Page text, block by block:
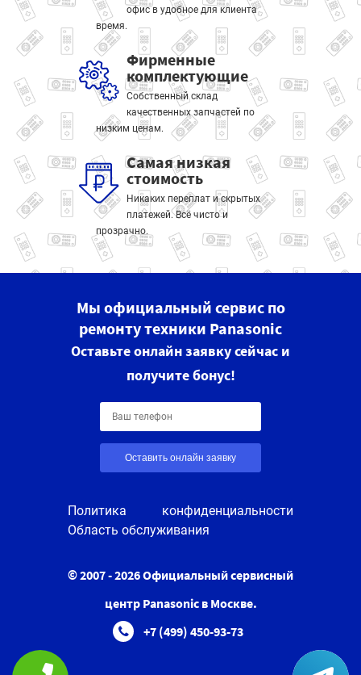
офис в удобное для клиента
время.
Фирменные
комплектующие
Собственный склад
качественных запчастей по
низким ценам.
Самая низкая
стоимость
Никаких переплат и скрытых
платежей. Всё чисто и
прозрачно.
Мы официальный сервис по
ремонту техники Panasonic
Оставьте онлайн заявку сейчас и
получите бонус!
Оставить онлайн заявку
Политика конфиденциальности
Область обслуживания
© 2007 - 2026 Официальный сервисный
центр Panasonic в Москве.
+7 (499) 450-93-73